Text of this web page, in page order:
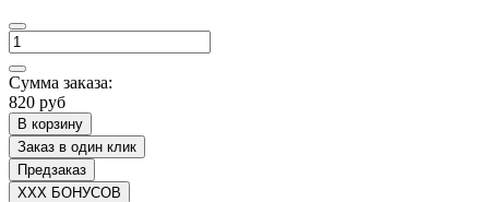
Сумма заказа:
820 руб
В корзину
Заказ в один клик
Предзаказ
XXX БОНУСОВ